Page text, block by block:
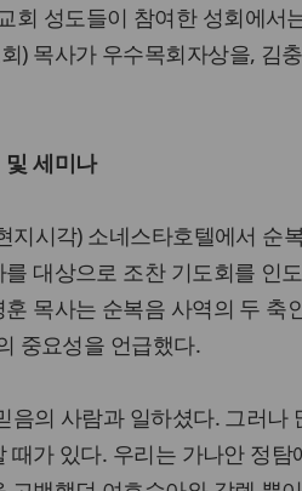
회 성도들이 참여한 성회에서
) 목사가 우수목회자상을, 김
세미나
지시각) 소네스타호텔에서 순
대상으로 조찬 기도회를 인
목사는 순복음 사역의 두 축
중요성을 언급했다.
음의 사람과 일하셨다. 그러나
가 있다. 우리는 가나안 정